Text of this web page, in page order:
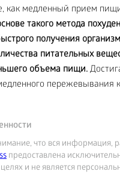
как медленный прием
такого метода
получения
питательных
объема пищи.
пережевывания
что вся информация,
предоставлена
и не является